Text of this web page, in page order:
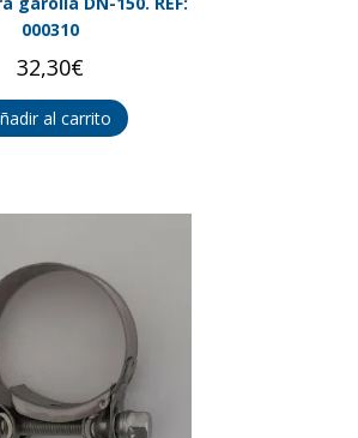
000310
32,30€
al carrito